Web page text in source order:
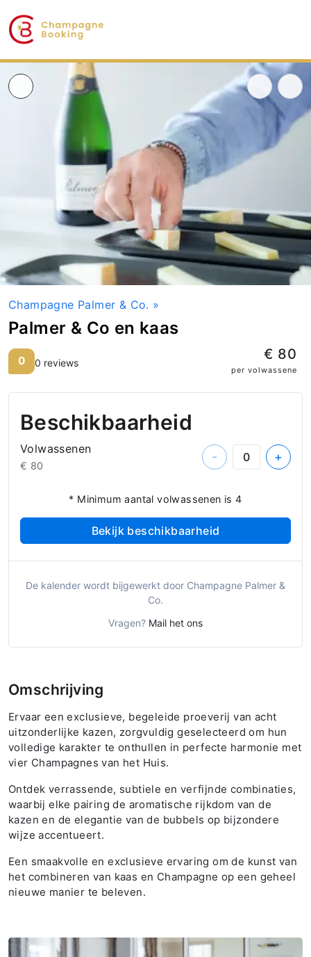
Champagne Palmer & Co. »
Palmer & Co en kaas
0 0 reviews € 80
per volwassene
Beschikbaarheid
Volwassenen
€ 80
- +
* Minimum aantal volwassenen is 4
Bekijk beschikbaarheid
De kalender wordt bijgewerkt door Champagne Palmer &
Co.
Vragen? Mail het ons
Omschrijving
Ervaar een exclusieve, begeleide proeverij van acht
uitzonderlijke kazen, zorgvuldig geselecteerd om hun
volledige karakter te onthullen in perfecte harmonie met
vier Champagnes van het Huis.
Ontdek verrassende, subtiele en verfijnde combinaties,
waarbij elke pairing de aromatische rijkdom van de
kazen en de elegantie van de bubbels op bijzondere
wijze accentueert.
Een smaakvolle en exclusieve ervaring om de kunst van
het combineren van kaas en Champagne op een geheel
nieuwe manier te beleven.